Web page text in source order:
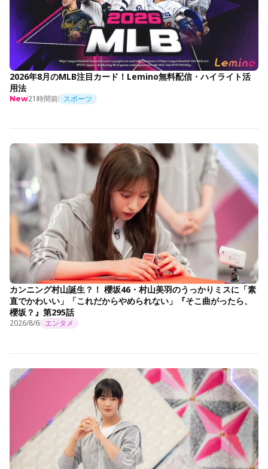
2026年8月のMLB注目カード！Lemino無料配信・ハイライト活
用法
New21時間前 スポーツ
カンニング村山誕生？！ 櫻坂46・村山美羽のうっかりミスに「素
直でかわいい」「これだからやめられない」『そこ曲がったら、
櫻坂？』第295話
2026/8/6 エンタメ